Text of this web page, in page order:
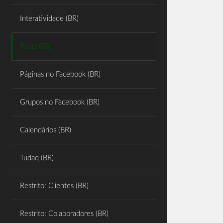
Interatividade (BR)
Posts (BR)
Páginas no Facebook (BR)
Grupos no Facebook (BR)
Calendários (BR)
Tudaq (BR)
Restrito: Clientes (BR)
Restrito: Colaboradores (BR)